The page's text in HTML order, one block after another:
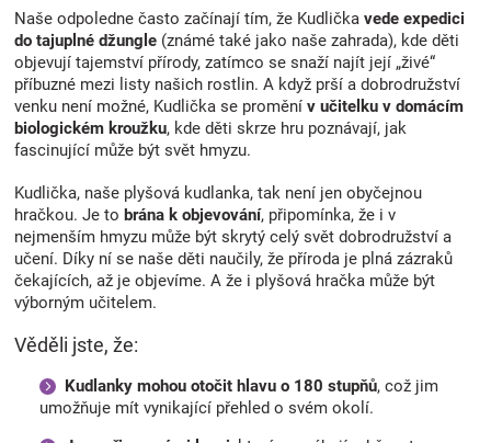
Naše odpoledne často začínají tím, že Kudlička vede expedici
do tajuplné džungle (známé také jako naše zahrada), kde děti
objevují tajemství přírody, zatímco se snaží najít její „živé“
příbuzné mezi listy našich rostlin. A když prší a dobrodružství
venku není možné, Kudlička se promění v učitelku v domácím
biologickém kroužku, kde děti skrze hru poznávají, jak
fascinující může být svět hmyzu.
Kudlička, naše plyšová kudlanka, tak není jen obyčejnou
hračkou. Je to brána k objevování, připomínka, že i v
nejmenším hmyzu může být skrytý celý svět dobrodružství a
učení. Díky ní se naše děti naučily, že příroda je plná zázraků
čekajících, až je objevíme. A že i plyšová hračka může být
výborným učitelem.
Věděli jste, že:
Kudlanky mohou otočit hlavu o 180 stupňů, což jim
umožňuje mít vynikající přehled o svém okolí.